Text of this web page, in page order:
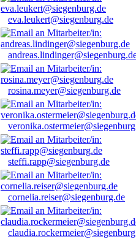
eva.leukert@siegenburg.de
rosina.meyer@siegenburg.de
steffi.rapp@siegenburg.de
cornelia.reiser@siegenburg.de